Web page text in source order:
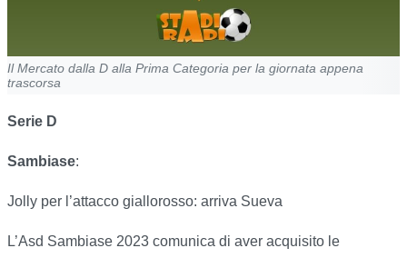
Il Mercato dalla D alla Prima Categoria per la giornata appena
trascorsa
Serie D
Sambiase:
Jolly per l’attacco giallorosso: arriva Sueva
L’Asd Sambiase 2023 comunica di aver acquisito le